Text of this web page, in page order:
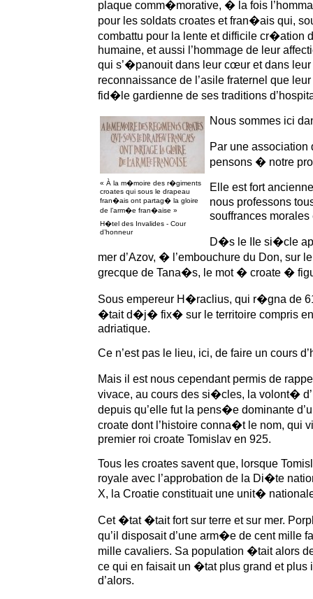
plaque comm�morative, � la fois
pour les soldats croates et fran�ais qui,
combattu pour la lente et difficile cr�ation
humaine, et aussi l’hommage de leur
qui s’�panouit dans leur cœur et dans leur
reconnaissance de l’asile fraternel que
fid�le gardienne de ses traditions
« À la m�moire des r�giments
croates qui sous le drapeau
fran�ais ont partag� la gloire
de l’arm�e fran�aise »
H�tel des Invalides - Cour
d’honneur
Nous sommes ici
Par une
pensons � notre
Elle est fort
nous professons
souffrances
D�s le IIe si�cle
mer d’Azov, � l’embouchure du Don, sur
grecque de Tana�s, le mot � croate �
Sous empereur H�raclius, qui r�gna de
�tait d�j� fix� sur le territoire compris
adriatique.
Ce n’est pas le lieu, ici, de faire un cours
Mais il est nous cependant permis de
vivace, au cours des si�cles, la volont�
depuis qu’elle fut la pens�e dominante
croate dont l’histoire conna�t le nom, qui
premier roi croate Tomislav en 925.
Tous les croates savent que, lorsque
royale avec l’approbation de la Di�te
X, la Croatie constituait une unit�
Cet �tat �tait fort sur terre et sur mer.
qu’il disposait d’une arm�e de cent mille
mille cavaliers. Sa population �tait alors
ce qui en faisait un �tat plus grand et plus
d’alors.